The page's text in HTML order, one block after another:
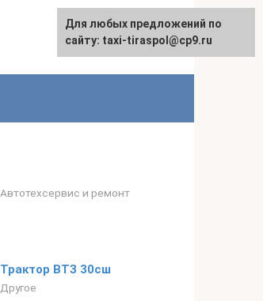
Автотехсервис и ремонт
Трактор ВТЗ 30сш
Другое
Для любых предложений по
сайту: taxi-tiraspol@cp9.ru